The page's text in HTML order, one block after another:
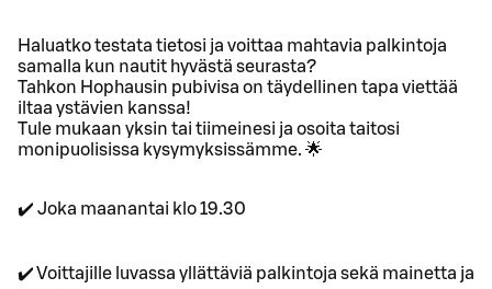
Haluatko testata tietosi ja voittaa mahtavia palkintoja
samalla kun nautit hyvästä seurasta?
Tahkon Hophausin pubivisa on täydellinen tapa viettää
iltaa ystävien kanssa!
Tule mukaan yksin tai tiimeinesi ja osoita taitosi
monipuolisissa kysymyksissämme. 🌟
✔️ Joka maanantai klo 19.30
✔️ Voittajille luvassa yllättäviä palkintoja sekä mainetta ja